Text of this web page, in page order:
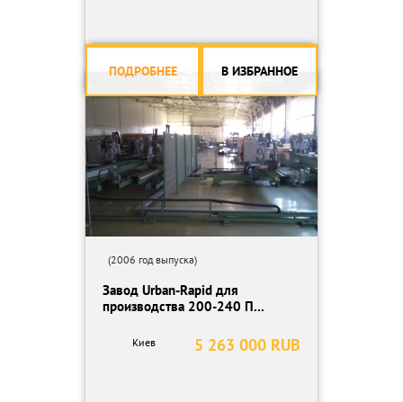
ПОДРОБНЕЕ В ИЗБРАННОЕ
(2006 год выпуска)
Завод Urban-Rapid для
производства 200-240 П...
5 263 000 RUB
Киев